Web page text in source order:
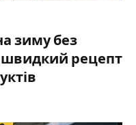
зиму без
швидкий рецепт